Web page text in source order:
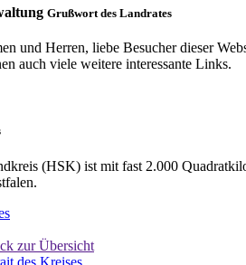
Grußwort des Landrates
und Herren, liebe Besucher dieser
auch viele weitere interessante Links.
(HSK) ist mit fast 2.000
zur Übersicht
des Kreises